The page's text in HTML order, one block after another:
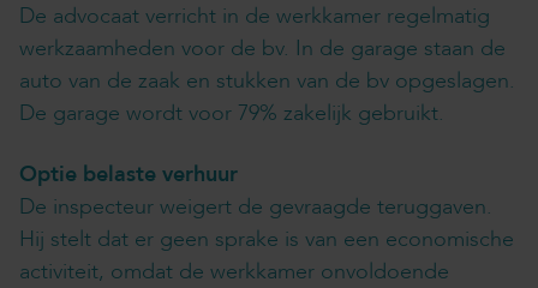
De advocaat verricht in de werkkamer regelmatig
werkzaamheden voor de bv. In de garage staan de
auto van de zaak en stukken van de bv opgeslagen.
De garage wordt voor 79% zakelijk gebruikt.
Optie belaste verhuur
De inspecteur weigert de gevraagde teruggaven.
Hij stelt dat er geen sprake is van een economische
activiteit, omdat de werkkamer onvoldoende